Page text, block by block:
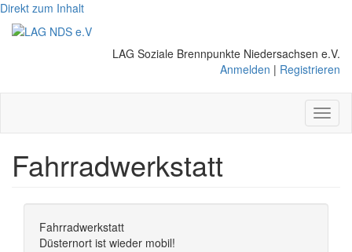
Direkt zum Inhalt
LAG Soziale Brennpunkte Niedersachsen e.V.
Anmelden | Registrieren
Fahrradwerkstatt
Fahrradwerkstatt
Düsternort ist wieder mobil!